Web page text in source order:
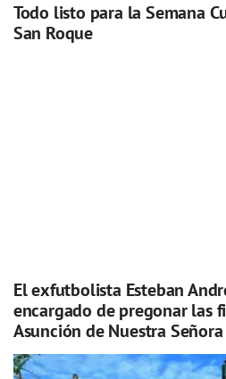
Todo listo para la Semana
San Roque
El exfutbolista Esteban
encargado de pregonar las
Asunción de Nuestra Señora